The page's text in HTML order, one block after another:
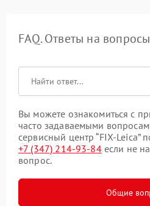
FAQ. Ответы на вопросы
Вы можете ознакомиться с
часто задаваемыми
сервисный центр “FIX-Leica”
+7 (347) 214-93-84если не
вопрос.
Общие